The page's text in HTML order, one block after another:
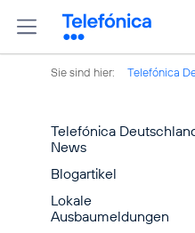
Sie sind hier: Telefónica
Telefónica
News
Blogartikel
Lokale
Ausbaumeldungen